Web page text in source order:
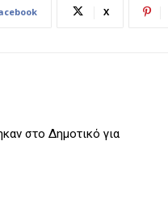
X
στο Δημοτικό για